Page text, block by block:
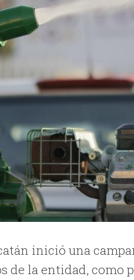
inició una
de la entidad, como